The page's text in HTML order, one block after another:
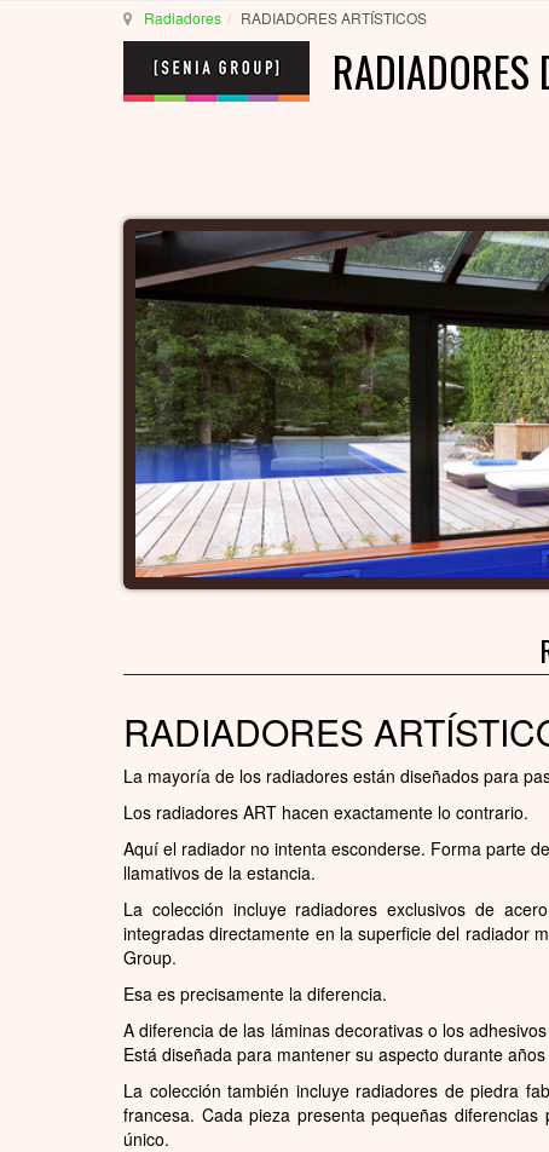
Radiadores RADIADORES ARTÍSTICOS
RADIADORES
RADIADORES
La mayoría de los radiadores están diseñados para
Los radiadores ART hacen exactamente lo contrario.
Aquí el radiador no intenta esconderse. Forma parte
llamativos de la estancia.
La colección incluye radiadores exclusivos de
integradas directamente en la superficie del radiador
Group.
Esa es precisamente la diferencia.
A diferencia de las láminas decorativas o los
Está diseñada para mantener su aspecto durante
La colección también incluye radiadores de piedra
francesa. Cada pieza presenta pequeñas
único.